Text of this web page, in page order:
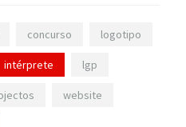
concurso logotipo
intérprete lgp
website